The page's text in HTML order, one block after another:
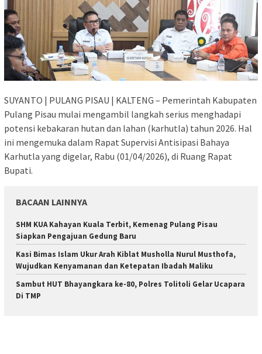
SUYANTO | PULANG PISAU | KALTENG – Pemerintah Kabupaten
Pulang Pisau mulai mengambil langkah serius menghadapi
potensi kebakaran hutan dan lahan (karhutla) tahun 2026. Hal
ini mengemuka dalam Rapat Supervisi Antisipasi Bahaya
Karhutla yang digelar, Rabu (01/04/2026), di Ruang Rapat
Bupati.
BACAAN LAINNYA
SHM KUA Kahayan Kuala Terbit, Kemenag Pulang Pisau
Siapkan Pengajuan Gedung Baru
Kasi Bimas Islam Ukur Arah Kiblat Musholla Nurul Musthofa,
Wujudkan Kenyamanan dan Ketepatan Ibadah Maliku
Sambut HUT Bhayangkara ke-80, Polres Tolitoli Gelar Ucapara
Di TMP